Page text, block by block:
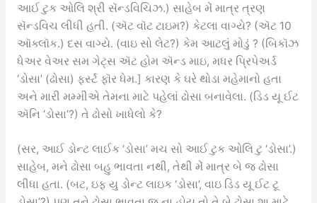
આઈ ટુક ઓલિ શ્રી સૅન્ડવિચિઝ.) સાહેબ મેં માત્ર ત્રણ
સૅન્ડવિચ લીધી હતી. (ઍટ વૉટ ટાઇમ?) કેટલા વાગ્યે? (ઍટ 10
ઑક્લૉક.) દસ વાગ્યે. (વાઇ સો લેટ?) કેમ આટલું મોડું ? (બિકૉઝ
ધેઅર વેઅર સમ ગેટ્સ ઍટ હોમ ઍન્ડ માઇ, મધર પ્રિપેઅર્ડ
‘ડોસા’ (ઢોસા) ફર્સ્ટ ફૉર ધેમ.] કારણ કે ઘરે થોડા મહેમાનો હતા
અને મારી મમ્મીએ તેમના માટે પહેલાં ઢોસા બનાવેલા. (ડિડ યૂ ઈટ
ઍનિ ‘ડોસા’?) તે ઢોસો ખાધેલો કે?
(સર, આઈ ડોન્ટ લાઈક ‘ડોસા’ મચ સો આઈ ટુક ઓલિ ટુ ‘ડોસા’.)
સાહેબ, મને ઢોસા બહુ ભાવતા નથી, તેથી મેં માત્ર બે જ ઢોસા
લીધા હતા. (બટ, ઇફ યુ ડોન્ટ લાઇક ‘ડોસા’, વાઇ ડિડ યૂ ઈટ ટૂ